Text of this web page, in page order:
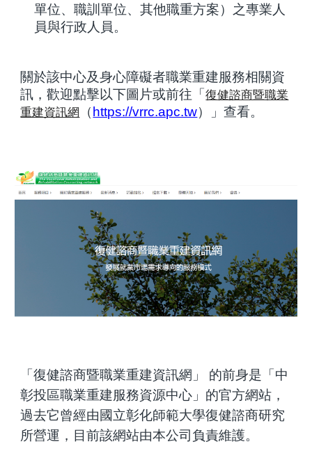
單位、職訓單位、其他職重方案）之專業人
員與行政人員。
關於該中心及身心障礙者職業重建服務相關資
訊，歡迎點擊以下圖片或前往「復健諮商暨職業
重建資訊網 （ https://vrrc.apc.tw） 」查看。
「復健諮商暨職業重建資訊網」 的前身是「中
彰投區職業重建服務資源中心」的官方網站，
過去它曾經由國立彰化師範大學復健諮商研究
所營運，目前該網站由本公司負責維護。